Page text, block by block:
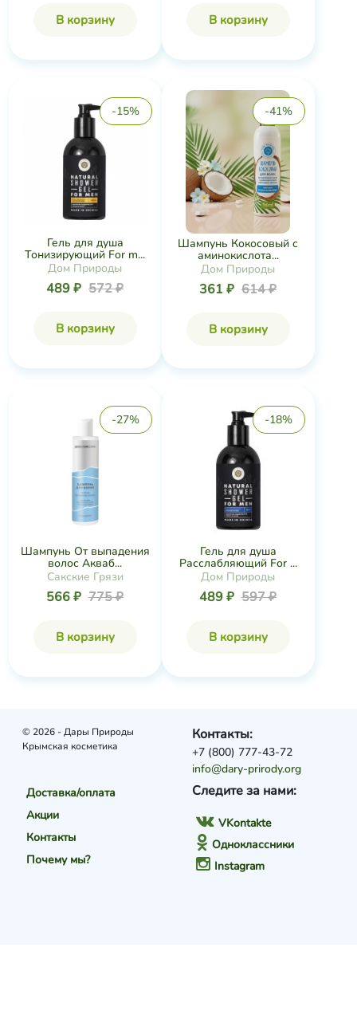
В корзину В корзину
-15%
Гель для душа
Тонизирующий For m...
Дом Природы
489 ₽ 572 ₽
В корзину
-41%
Шампунь Кокосовый с
аминокислота...
Дом Природы
361 ₽ 614 ₽
В корзину
-27%
Шампунь От выпадения
волос Акваб...
Сакские Грязи
566 ₽ 775 ₽
В корзину
-18%
Гель для душа
Расслабляющий For ...
Дом Природы
489 ₽ 597 ₽
В корзину
© 2026 - Дары Природы
Крымская косметика
Доставка/оплата
Акции
Контакты
Почему мы?
Следите за нами:
VKontakte
Одноклассники
Instagram
Контакты:
+7 (800) 777-43-72
info@dary-prirody.org